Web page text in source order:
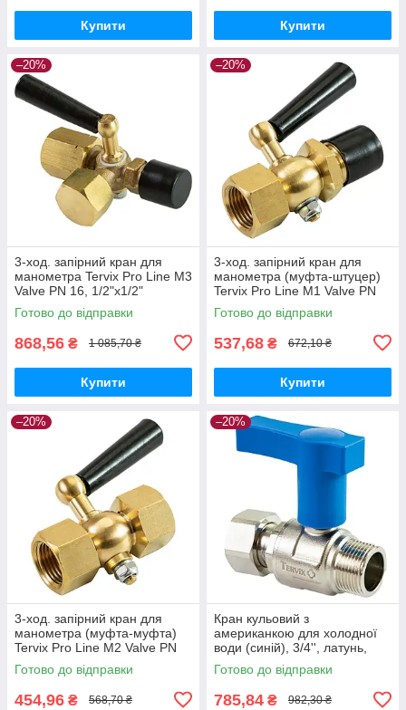
Купити Купити
–20%
3-ход. запірний кран для
манометра Tervix Pro Line M3
Valve PN 16, 1/2"х1/2"
Готово до відправки
868,56 ₴ 1 085,70 ₴
Купити
–20%
3-ход. запірний кран для
манометра (муфта-штуцер)
Tervix Pro Line M1 Valve PN
16, 1/2"х1/2"
Готово до відправки
537,68 ₴ 672,10 ₴
Купити
–20%
3-ход. запірний кран для
манометра (муфта-муфта)
Tervix Pro Line M2 Valve PN
16, 1/2"х1/2"
Готово до відправки
454,96 ₴ 568,70 ₴
–20%
Кран кульовий з
американкою для холодної
води (синій), 3/4'', латунь,
Tervix Pro Line WD
Готово до відправки
785,84 ₴ 982,30 ₴